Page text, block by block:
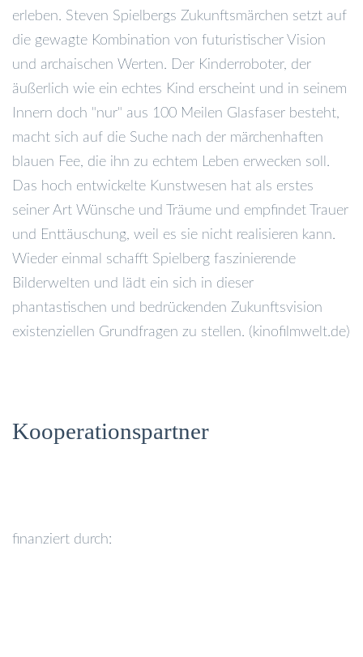
erleben. Steven Spielbergs Zukunftsmärchen setzt auf
die gewagte Kombination von futuristischer Vision
und archaischen Werten. Der Kinderroboter, der
äußerlich wie ein echtes Kind erscheint und in seinem
Innern doch "nur" aus 100 Meilen Glasfaser besteht,
macht sich auf die Suche nach der märchenhaften
blauen Fee, die ihn zu echtem Leben erwecken soll.
Das hoch entwickelte Kunstwesen hat als erstes
seiner Art Wünsche und Träume und empfindet Trauer
und Enttäuschung, weil es sie nicht realisieren kann.
Wieder einmal schafft Spielberg faszinierende
Bilderwelten und lädt ein sich in dieser
phantastischen und bedrückenden Zukunftsvision
existenziellen Grundfragen zu stellen. (kinofilmwelt.de)
Kooperationspartner
finanziert durch: